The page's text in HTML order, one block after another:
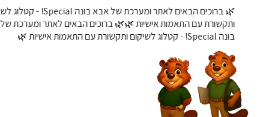
🌿 ברוכים הבאים לאתר ומערכת של אבא בונה Special! - קטלוג לשיקום
ותקשורת עם התאמות אישיות 🌿🌿 ברוכים הבאים לאתר ומערכת של
בונה Special! - קטלוג לשיקום ותקשורת עם התאמות אישיות 🌿